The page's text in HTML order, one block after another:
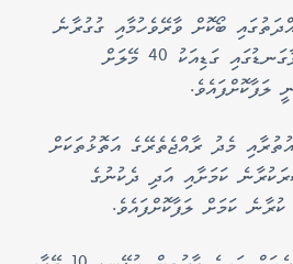
ބޯކޮށް ވާރޭވެހުމާއި ގުގުރާނެ
ކަމަށް ލަފާކޮށްފައިވާއިރު ވިލާގަނޑުގައި ގަޑިއަކު 40 މޭލަށް
ލަފާކޮށްފައެވެ.
މެދު ރާއްޖެތެރޭގެ އަތޮޅުތަކަށް
ކަމަށާއި އަދި ދެކުނުގެ
ކަމަށް ލަފާކޮށްފައެވެ.